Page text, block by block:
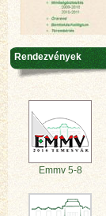
Rendezvények
Emmv 5-8